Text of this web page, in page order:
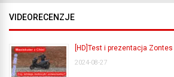
VIDEORECENZJE
[HD]Test i prezentacja Zontes
2024-08-27